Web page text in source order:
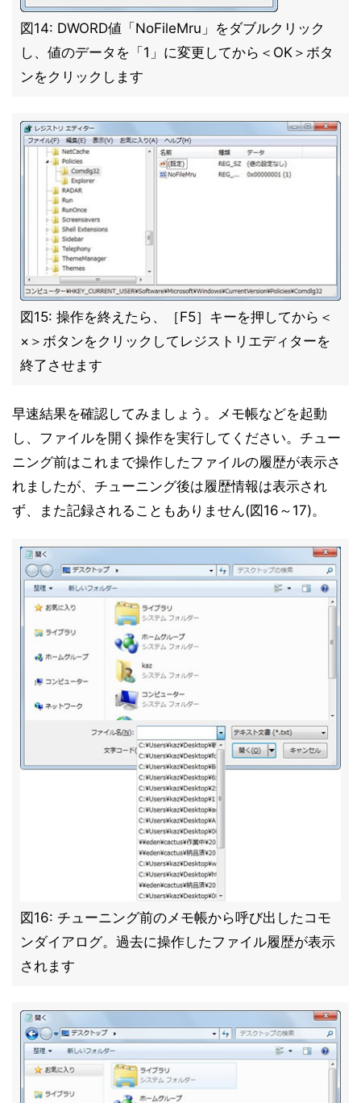
図14: DWORD値「NoFileMru」をダブルクリック
し、値のデータを「1」に変更してから＜OK＞ボタ
ンをクリックします
図15: 操作を終えたら、［F5］キーを押してから＜
×＞ボタンをクリックしてレジストリエディターを
終了させます
早速結果を確認してみましょう。メモ帳などを起動
し、ファイルを開く操作を実行してください。チュー
ニング前はこれまで操作したファイルの履歴が表示さ
れましたが、チューニング後は履歴情報は表示され
ず、また記録されることもありません(図16～17)。
図16: チューニング前のメモ帳から呼び出したコモ
ンダイアログ。過去に操作したファイル履歴が表示
されます